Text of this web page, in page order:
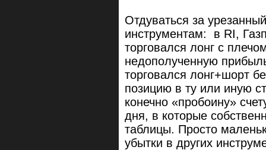
Отдуваться за
инструментам: в RI,
торговался лонг с
недополученную
торговался лонг+шорт
позицию в ту или иную
конечно «пробоину»
дня, в которые
таблицы. Просто
убытки в других